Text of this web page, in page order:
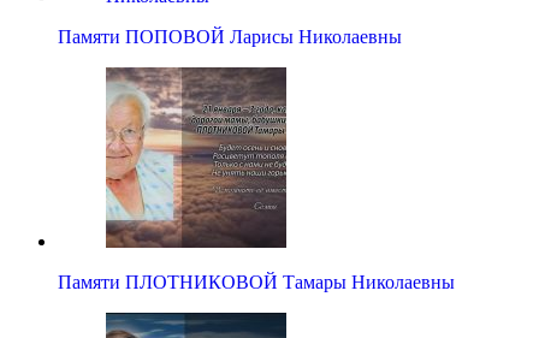
Памяти ПОПОВОЙ Ларисы Николаевны
Памяти ПЛОТНИКОВОЙ Тамары Николаевны